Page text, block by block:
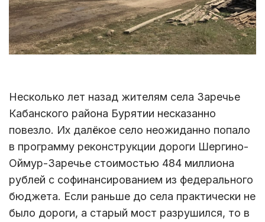
Несколько лет назад жителям села Заречье
Кабанского района Бурятии несказанно
повезло. Их далёкое село неожиданно попало
в программу реконструкции дороги Шергино-
Оймур-Заречье стоимостью 484 миллиона
рублей с софинансированием из федерального
бюджета. Если раньше до села практически не
было дороги, а старый мост разрушился, то в